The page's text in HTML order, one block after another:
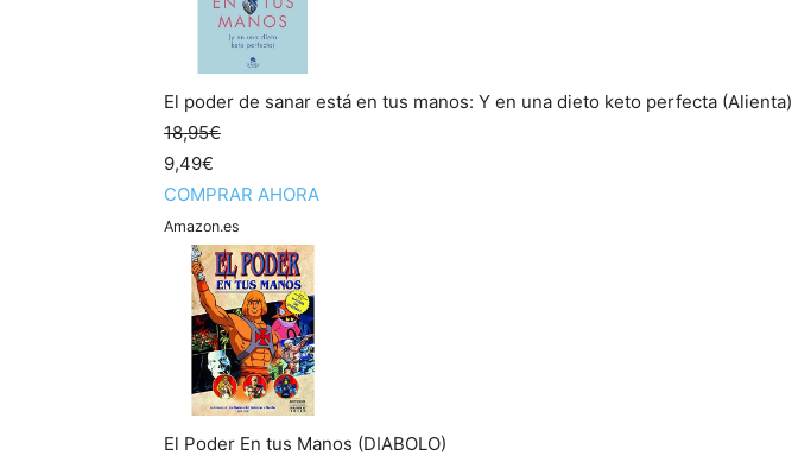
El poder de sanar está en tus manos: Y en una dieto keto perfecta (Alienta)
18,95€
9,49€
COMPRAR AHORA
Amazon.es
El Poder En tus Manos (DIABOLO)